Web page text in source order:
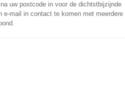
uw postcode in voor de dichtstbijzijnde
e-mail in contact te komen met meerdere